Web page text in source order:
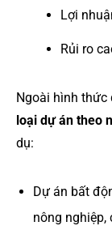
Lợi
Rủi ro
Ngoài hình thức
loại dự án theo
dụ:
Dự án bất
nông nghiệp,